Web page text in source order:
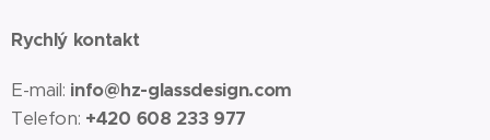
Rychlý kontakt
E-mail: info@hz-glassdesign.com
Telefon: +420 608 233 977